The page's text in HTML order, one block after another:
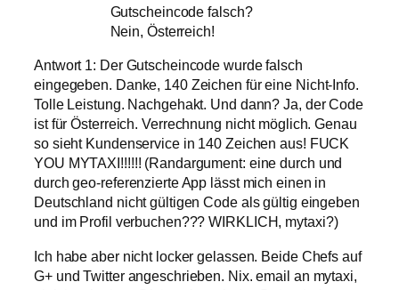
Gutscheincode falsch?
Nein, Österreich!
Antwort 1: Der Gutscheincode wurde falsch
eingegeben. Danke, 140 Zeichen für eine Nicht-Info.
Tolle Leistung. Nachgehakt. Und dann? Ja, der Code
ist für Österreich. Verrechnung nicht möglich. Genau
so sieht Kundenservice in 140 Zeichen aus! FUCK
YOU MYTAXI!!!!!! (Randargument: eine durch und
durch geo-referenzierte App lässt mich einen in
Deutschland nicht gültigen Code als gültig eingeben
und im Profil verbuchen??? WIRKLICH, mytaxi?)
Ich habe aber nicht locker gelassen. Beide Chefs auf
G+ und Twitter angeschrieben. Nix. email an mytaxi,